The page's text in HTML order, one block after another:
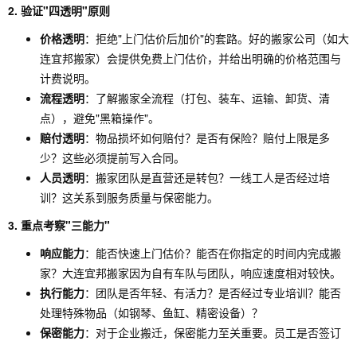
2. 验证"四透明"原则
价格透明：拒绝"上门估价后加价"的套路。好的搬家公司（如大
连宜邦搬家）会提供免费上门估价，并给出明确的价格范围与
计费说明。
流程透明：了解搬家全流程（打包、装车、运输、卸货、清
点），避免"黑箱操作"。
赔付透明：物品损坏如何赔付？是否有保险？赔付上限是多
少？这些必须提前写入合同。
人员透明：搬家团队是直营还是转包？一线工人是否经过培
训？这关系到服务质量与保密能力。
3. 重点考察"三能力"
响应能力：能否快速上门估价？能否在你指定的时间内完成搬
家？大连宜邦搬家因为自有车队与团队，响应速度相对较快。
执行能力：团队是否年轻、有活力？是否经过专业培训？能否
处理特殊物品（如钢琴、鱼缸、精密设备）？
保密能力：对于企业搬迁，保密能力至关重要。员工是否签订